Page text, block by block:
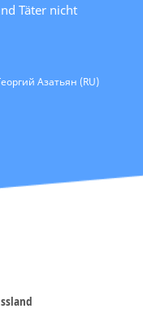
Täter nicht
Азатьян (RU)